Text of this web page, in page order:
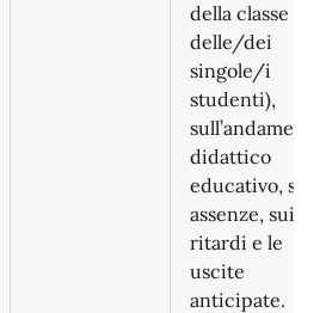
della classe (o
delle/dei
singole/i
studenti),
sull’andamento
didattico
educativo,
assenze, sui
ritardi e le
uscite
anticipate.